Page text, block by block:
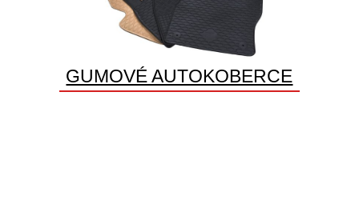
GUMOVÉ AUTOKOBERCE